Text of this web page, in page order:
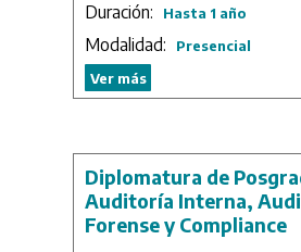
Duración: Hasta 1 año
Modalidad:
Presencial
Ver más
Diplomatura de
Auditoría Interna,
Forense y Compliance